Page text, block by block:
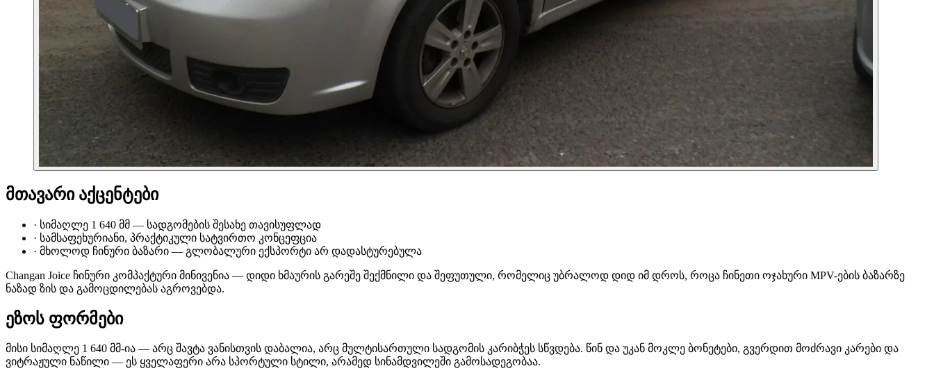
მთავარი აქცენტები
· სიმაღლე 1 640 მმ — სადგომების შესახე თავისუფლად
· სამსაფეხურიანი, პრაქტიკული სატვირთო კონცეფცია
· მხოლოდ ჩინური ბაზარი — გლობალური ექსპორტი არ დადასტურებულა
Changan Joice ჩინური კომპაქტური მინივენია — დიდი ხმაურის გარეშე შექმნილი და შეფუთული, რომელიც უბრალოდ დიდ იმ დროს, როცა ჩინეთი ოჯახური MPV-ების ბაზარზე
ნაზად ზის და გამოცდილებას აგროვებდა.
ეზოს ფორმები
მისი სიმაღლე 1 640 მმ-ია — არც შავტა ვანისთვის დაბალია, არც მულტისართული სადგომის კარიბჭეს სწვდება. წინ და უკან მოკლე ბონეტები, გვერდით მოძრავი კარები და
ვიტრაჟული ნაწილი — ეს ყველაფერი არა სპორტული სტილი, არამედ სინამდვილეში გამოსადეგობაა.